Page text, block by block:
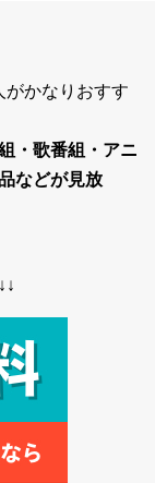
がかなりおすす
・歌番組・アニ
などが見放